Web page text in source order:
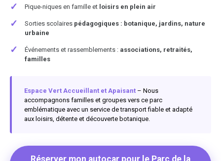
✓ Pique-niques en famille et loisirs en plein air
✓ Sorties scolaires pédagogiques : botanique, jardins, nature
urbaine
✓ Événements et rassemblements : associations, retraités,
familles
Espace Vert Accueillant et Apaisant – Nous
accompagnons familles et groupes vers ce parc
emblématique avec un service de transport fiable et adapté
aux loisirs, détente et découverte botanique.
Réserver mon autocar pour le Parc de la